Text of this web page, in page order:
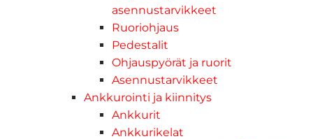
asennustarvikkeet
Ruoriohjaus
Pedestalit
Ohjauspyörät ja ruorit
Asennustarvikkeet
Ankkurointi ja kiinnitys
Ankkurit
Ankkurikelat